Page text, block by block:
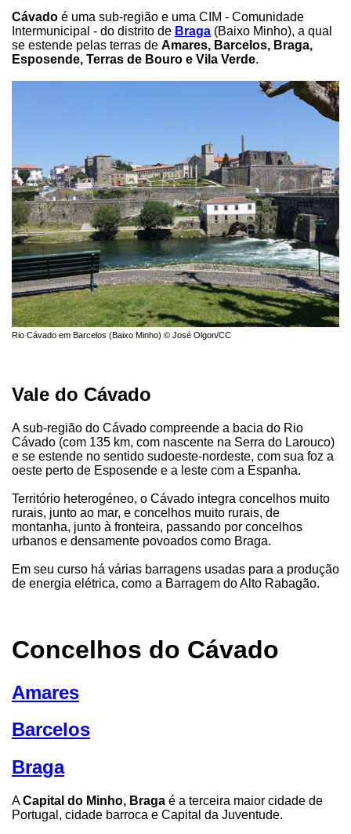
Cávado é uma sub-região e uma CIM - Comunidade
Intermunicipal - do distrito de Braga (Baixo Minho), a qual
se estende pelas terras de Amares, Barcelos, Braga,
Esposende, Terras de Bouro e Vila Verde.
Rio Cávado em Barcelos (Baixo Minho) © José Olgon/CC
Vale do Cávado
A sub-região do Cávado compreende a bacia do Rio
Cávado (com 135 km, com nascente na Serra do Larouco)
e se estende no sentido sudoeste-nordeste, com sua foz a
oeste perto de Esposende e a leste com a Espanha.
Território heterogéneo, o Cávado integra concelhos muito
rurais, junto ao mar, e concelhos muito rurais, de
montanha, junto à fronteira, passando por concelhos
urbanos e densamente povoados como Braga.
Em seu curso há várias barragens usadas para a produção
de energia elétrica, como a Barragem do Alto Rabagão.
Concelhos do Cávado
Amares
Barcelos
Braga
ACapital do Minho, Braga é a terceira maior cidade de
Portugal, cidade barroca e Capital da Juventude.